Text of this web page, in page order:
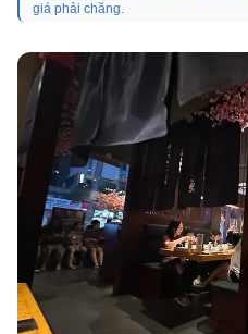
giá phải chăng.